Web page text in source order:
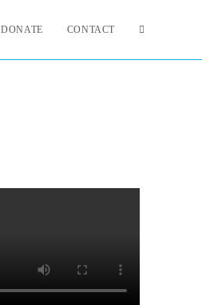
DONATE CONTACT